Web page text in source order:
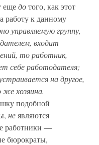
ещедотого, как этот
работу к данному
управляемую группу,
входит
то работник,
себе работодателя;
на другое,
хозяина.
подобной
неявляются
работники —
бюрократы,